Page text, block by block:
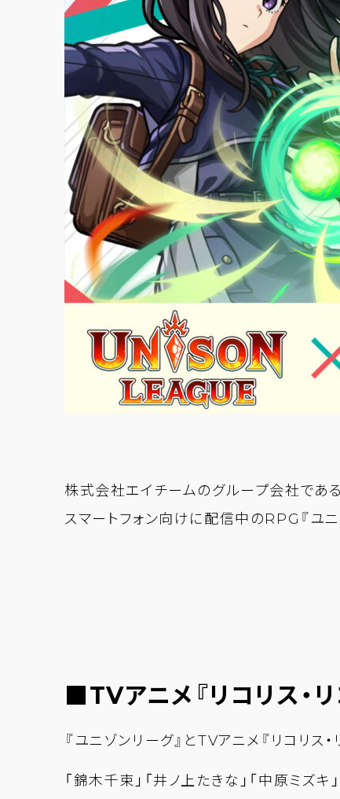
株式会社エイチームのグループ会社であ
スマートフォン向けに配信中のRPG『ユ
■TVアニメ『リコリス・リ
『ユニゾンリーグ』とTVアニメ『リコリス
「錦木千束」「井ノ上たきな」「中原ミズ